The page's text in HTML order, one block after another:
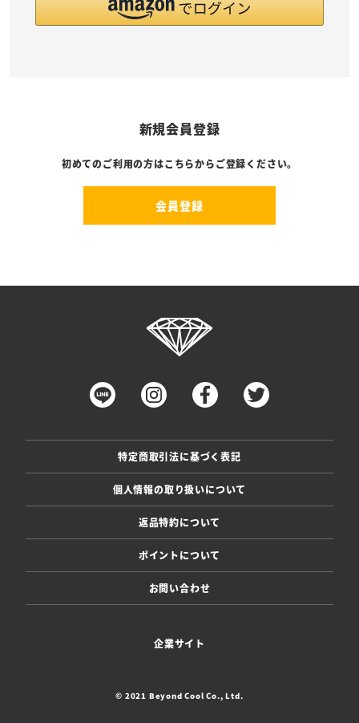
新規会員登録
初めてのご利用の方はこちらからご登録ください。
会員登録
特定商取引法に基づく表記
個人情報の取り扱いについて
返品特約について
ポイントについて
お問い合わせ
企業サイト
© 2021 Beyond Cool Co., Ltd.